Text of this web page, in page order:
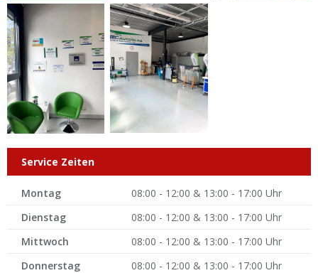
Service Zeiten
Montag
08:00 - 12:00 & 13:00 - 17:00 Uhr
Dienstag
08:00 - 12:00 & 13:00 - 17:00 Uhr
Mittwoch
08:00 - 12:00 & 13:00 - 17:00 Uhr
Donnerstag
08:00 - 12:00 & 13:00 - 17:00 Uhr